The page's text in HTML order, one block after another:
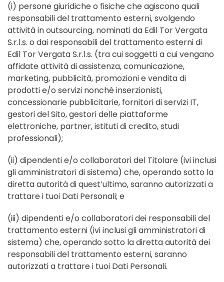
(i) persone giuridiche o fisiche che agiscono quali
responsabili del trattamento esterni, svolgendo
attività in outsourcing, nominati da Edil Tor Vergata
S.r.l.s. o dai responsabili del trattamento esterni di
Edil Tor Vergata S.r.l.s. (tra cui soggetti a cui vengano
affidate attività di assistenza, comunicazione,
marketing, pubblicità, promozioni e vendita di
prodotti e/o servizi nonché inserzionisti,
concessionarie pubblicitarie, fornitori di servizi IT,
gestori del Sito, gestori delle piattaforme
elettroniche, partner, istituti di credito, studi
professionali);
(ii) dipendenti e/o collaboratori del Titolare (ivi inclusi
gli amministratori di sistema) che, operando sotto la
diretta autorità di quest’ultimo, saranno autorizzati a
trattare i tuoi Dati Personali; e
(iii) dipendenti e/o collaboratori dei responsabili del
trattamento esterni (ivi inclusi gli amministratori di
sistema) che, operando sotto la diretta autorità dei
responsabili del trattamento esterni, saranno
autorizzati a trattare i tuoi Dati Personali.